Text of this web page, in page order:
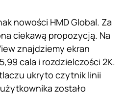
nowości HMD Global. Za
ciekawą propozycją. Na
znajdziemy ekran
cala i rozdzielczości 2K.
ukryto czytnik linii
zostało